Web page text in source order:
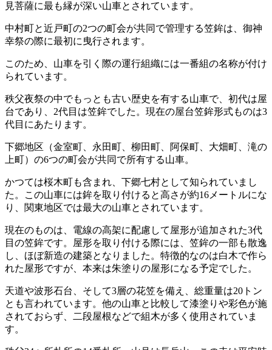
見菩薩に最も縁が深い山車とされています。
中村町と近戸町の2つの町会が共同で管理する笠鉾は、御神
幸祭の際に最初に曳行されます。
このため、山車を引く際の運行組織には一番組の名称が付け
られています。
秩父夜祭の中でもっとも古い歴史を有する山車で、初代は屋
台であり、2代目は笠鉾でした。現在の屋台笠鉾形式ものは3
代目にあたります。
下郷地区（金室町、永田町、柳田町、阿保町、大畑町、滝の
上町）の6つの町会が共同で所有する山車。
かつては桜木町も含まれ、下郷七村として知られていまし
た。この山車には鉾を取り付けると高さが約16メートルにな
り、関東地区では最大の山車とされています。
現在のものは、電線の高架に配慮して屋形が追加された3代
目の笠鉾です。屋形を取り付ける際には、笠鉾の一部も散逸
し、ほぼ新造の建築となりました。特徴的なのは白木で作ら
れた屋形ですが、本来は朱塗りの屋形になる予定でした。
天道や波形石台、そして3層の花笠を備え、総重量は20トン
とも言われています。他の山車と比較して漆塗りや彩色が施
されておらず、二段屋根などで組木が多く使用されていま
す。